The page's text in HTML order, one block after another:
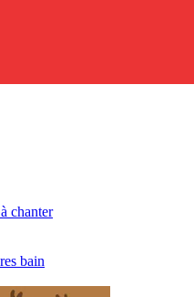
chanter
bain